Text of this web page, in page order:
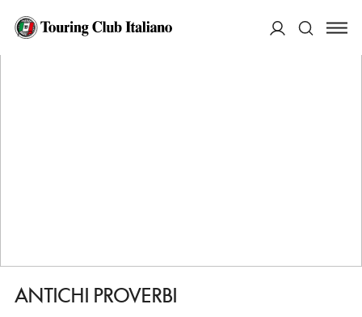
HOME
ANTICHI PROVERBI